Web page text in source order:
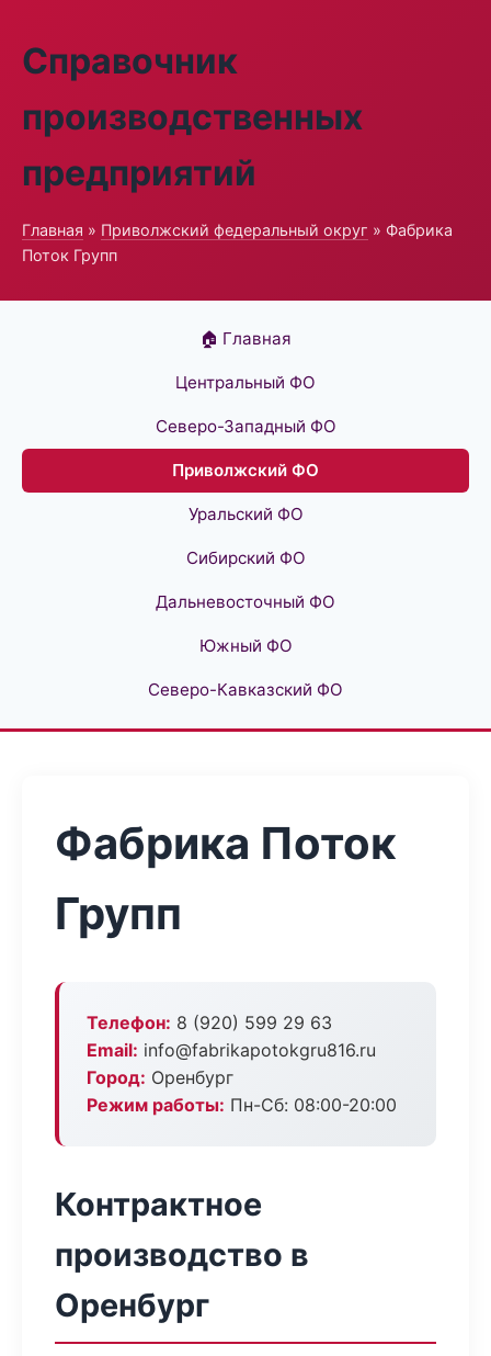
Справочник
производственных
предприятий
Главная » Приволжский федеральный округ » Фабрика
Поток Групп
🏠 Главная
Центральный ФО
Северо-Западный ФО
Приволжский ФО
Уральский ФО
Сибирский ФО
Дальневосточный ФО
Южный ФО
Северо-Кавказский ФО
Фабрика Поток
Групп
Телефон: 8 (920) 599 29 63
Email: info@fabrikapotokgru816.ru
Город: Оренбург
Режим работы: Пн-Сб: 08:00-20:00
Контрактное
производство в
Оренбург